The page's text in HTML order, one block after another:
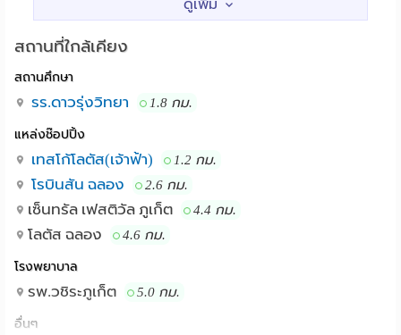
สถานที่ใกล้เคียง :หอชมวิวเขาขาด,สวนเฉลิมพระเกียรติ ร.9
(สวนหลวง),Central Festival Phuket,สวนสาธารณะ สะพาน
สถานที่ใกล้เคียง
สถานศึกษา
รร.ดาวรุ่งวิทยา 1.8 กม.
แหล่งช๊อปปิ้ง
เทสโก้โลตัส(เจ้าฟ้า) 1.2 กม.
โรบินสัน ฉลอง 2.6 กม.
เซ็นทรัล เฟสติวัล ภูเก็ต 4.4 กม.
โลตัส ฉลอง 4.6 กม.
โรงพยาบาล
รพ.วชิระภูเก็ต 5.0 กม.
อื่นๆ